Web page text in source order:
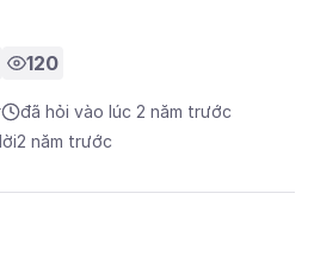
120
đã hỏi vào lúc 2 năm trước
2 năm trước